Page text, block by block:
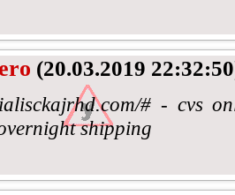
(20.03.2019
# - cvs
shipping